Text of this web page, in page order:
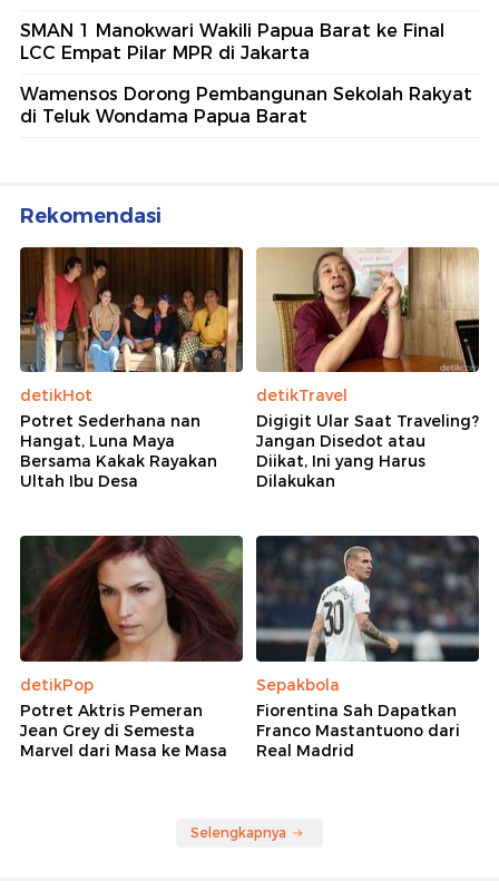
SMAN 1 Manokwari Wakili Papua Barat ke Final
LCC Empat Pilar MPR di Jakarta
Wamensos Dorong Pembangunan Sekolah Rakyat
di Teluk Wondama Papua Barat
Rekomendasi
detikHot
Potret Sederhana nan
Hangat, Luna Maya
Bersama Kakak Rayakan
Ultah Ibu Desa
detikTravel
Digigit Ular Saat Traveling?
Jangan Disedot atau
Diikat, Ini yang Harus
Dilakukan
detikPop
Potret Aktris Pemeran
Jean Grey di Semesta
Marvel dari Masa ke Masa
Sepakbola
Fiorentina Sah Dapatkan
Franco Mastantuono dari
Real Madrid
Selengkapnya